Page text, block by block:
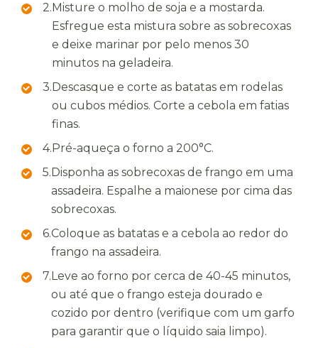
2.Misture o molho de soja e a mostarda.
Esfregue esta mistura sobre as sobrecoxas
e deixe marinar por pelo menos 30
minutos na geladeira.
3.Descasque e corte as batatas em rodelas
ou cubos médios. Corte a cebola em fatias
finas.
4.Pré-aqueça o forno a 200°C.
5.Disponha as sobrecoxas de frango em uma
assadeira. Espalhe a maionese por cima das
sobrecoxas.
6.Coloque as batatas e a cebola ao redor do
frango na assadeira.
7.Leve ao forno por cerca de 40-45 minutos,
ou até que o frango esteja dourado e
cozido por dentro (verifique com um garfo
para garantir que o líquido saia limpo).